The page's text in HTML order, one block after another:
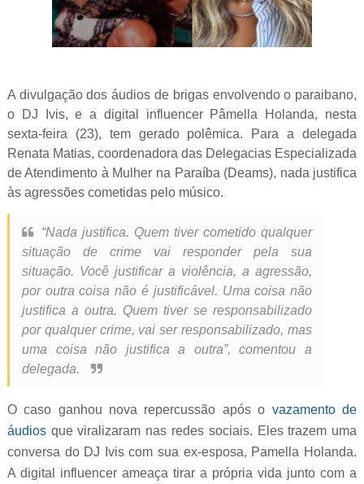
A divulgação dos áudios de brigas envolvendo o paraibano,
o DJ Ivis, e a digital influencer Pâmella Holanda, nesta
sexta-feira (23), tem gerado polêmica. Para a delegada
Renata Matias, coordenadora das Delegacias Especializada
de Atendimento à Mulher na Paraíba (Deams), nada justifica
às agressões cometidas pelo músico.
“Nada justifica. Quem tiver cometido qualquer
situação de crime vai responder pela sua
situação. Você justificar a violência, a agressão,
por outra coisa não é justificável. Uma coisa não
justifica a outra. Quem tiver se responsabilizado
por qualquer crime, vai ser responsabilizado, mas
uma coisa não justifica a outra”, comentou a
delegada.
O caso ganhou nova repercussão após o vazamento de
áudiosque viralizaram nas redes sociais. Eles trazem uma
conversa do DJ Ivis com sua ex-esposa, Pamella Holanda.
A digital influencer ameaça tirar a própria vida junto com a